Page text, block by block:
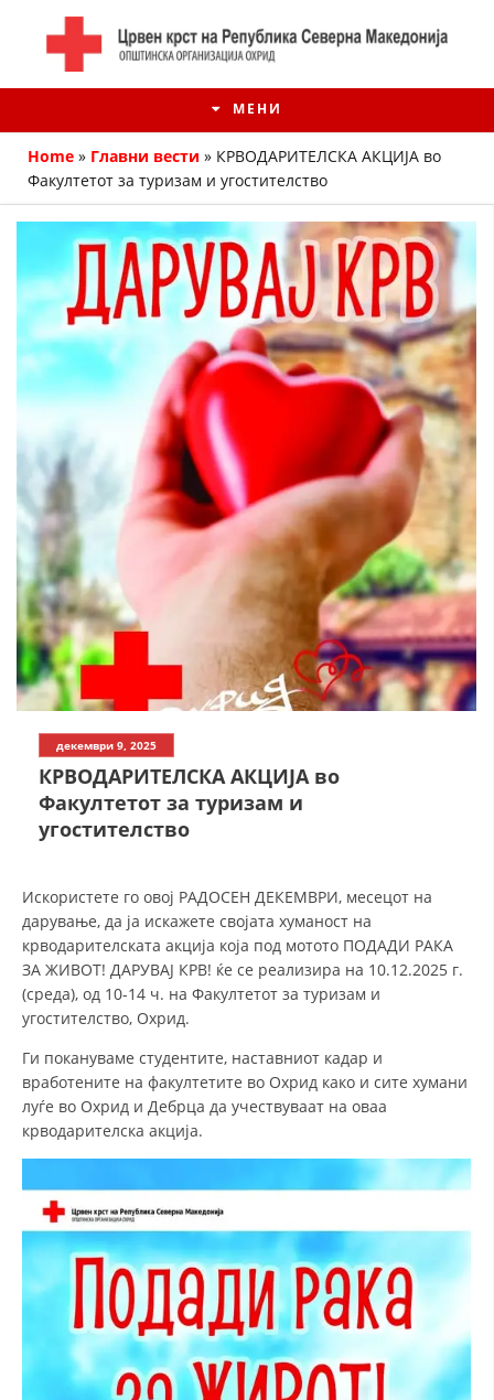
МЕНИ
ИСТОРИЈАТ НА ЦКРМ
ИСТОРИЈАТ НА ДВИЖЕЊЕТО
СТРУКТУРА НА ОРГАНИЗАЦИЈАТА
КОНТАКТ ИНФОРМАЦИИ
ЧЛЕНСТВО ВО ПРОФЕСИОНАЛНИ ТЕЛА
ЗАКОН ЗА ЦКРМ
РАКОВОДЕН ОДБОР
СОБРАНИЕ
СТРУКТУРА И ОРГАНИЗАЦИОНА ПОСТАВЕНОСТ
MЕЃУНАРОДНО ХУМАНИТАРНО ПРАВО
ПРОМОЦИЈА НА ХУМАНИ ВРЕДНОСТИ
УПОТРЕБА И ЗАШТИТА НА АМБЛЕМОТ
СОЦИЈАЛНО ХУМАНИТАРНА ДЕЈНОСТ
ПОДГОТВЕНОСТ И ДЕЈСТВО ПРИ КАТАСТРОФИ
ТИМОВИ НА ООЦК ОХРИД
ПРОЕКТИ – ПОДГОТВЕНОСТ И ДЕЈСТВУВАЊЕ ПРИ КАТАСТРОФИ
ОДНОСИ СО ЈАВНОСТ
Home » Главни вести » КРВОДАРИТЕЛСКА АКЦИЈА во
Факултетот за туризам и угостителство
декември 9, 2025
КРВОДАРИТЕЛСКА АКЦИЈА во
Факултетот за туризам и
угостителство
Искористете го овој РАДОСЕН ДЕКЕМВРИ, месецот на
дарување, да ја искажете својата хуманост на
крводарителската акција која под мотото ПОДАДИ РАКА
ЗА ЖИВОТ! ДАРУВАЈ КРВ! ќе се реализира на 10.12.2025 г.
(среда), од 10-14 ч. на Факултетот за туризам и
угостителство, Охрид.
Ги покануваме студентите, наставниот кадар и
вработените на факултетите во Охрид како и сите хумани
луѓе во Охрид и Дебрца да учествуваат на оваа
крводарителска акција.